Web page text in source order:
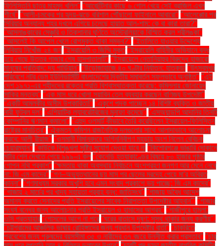
ফিলিস্তিনি ছাত্র মাহমুদ খলিল" "আর্জেন্টিনার কাছে ৬ গোল খেয়ে সেই ব্রাজিল এখন
শীর্ষে" "আলী-চমকের পর হৃদয়-ঝড়ে বরিশাল পৌঁছালো ফাইনালে আবারো" "আলেপ্পোর পর
সিরিয়ার অন্যান্য শহর দখলে এগিয়ে চলেছে হায়াত আল-শাম: কে বা কারা তারা?"
"আসলাঙ্কারের সেঞ্চুরি ও তিকশানার ঘূর্ণিতে অস্ট্রেলিয়াকে বিস্মিত করল শ্রীলঙ্কা"
"আসলেই কি আপেল খেলে রোগমুক্ত থাকা সম্ভব?" "ইতালিতে যাওয়ার উদ্দেশ্যে
লিবিয়ায় নিখোঁজ ২৪ জন "ইসরায়েলি ৩ জিম্মি মুক্ত "ইসরায়েলি বাহিনীর অভিযানে বন্ধ
হয়ে গেছে উত্তর গাজার শেষ হাসপাতালটি" "ইসরায়েলে নেতানিয়াহুর বিরুদ্ধে হাজারো
মানুষের প্রতিবাদ: দ্য গার্ডিয়ান" "উড়োজাহাজে ৪০ ঘণ্টার নির্যাতন: হাতকড়া "উৎসবমুখর
পরিবেশে নটর ডেম ইউনিভার্সিটি বাংলাদেশের দ্বিতীয় সমাবর্তন সফলভাবে অনুষ্ঠিত" "এই
দেশ ১৯৭১-এর শহীদদের রক্তের প্রতি বিশ্বাসঘাতকতা করেছে: কুমিল্লায় জোনায়েদ
সাকির মন্তব্য" "এক মাস ধরে খোলা সয়াবিন তেল ব্যবহার করছেন বাণিজ্য উপদেষ্টা"
"একটি আমলকীর অসীম উপকারিতা!" "একুশে পদক পাচ্ছেন ১৪ বিশিষ্ট ব্যক্তি ও জাতীয়
নারী ফুটবল দল" "এশিয়াটিক ল্যাবরেটরিজের মুনাফা কমেছে" "এসঅ্যান্ডপি আদানির তিনটি
কোম্পানির ঋণমান কমালো" "এহুদ ওলমার্ট কীভাবে তৈরি করেছিলেন ইসরায়েল-ফিলিস্তিন
রাষ্ট্রের মানচিত্র" "ঐকমত্য কমিশন রাজনৈতিক দলগুলোর সাথে আলাদাভাবে আলোচনা
করবে: আলী রীয়াজ" "ওসমানী বিমানবন্দরে অগ্নিনির্বাপণ মহড়ায় অংশ নিলেন বেবিচক
চেয়ারম্যান" "কাউকে বিশৃঙ্খলা সৃষ্টির সুযোগ দেওয়া যাবে না "কিশোরগঞ্জে ভাঙারি দোকানে
মর্টার শেল দেখতে পেয়ে ৯৯৯-এ কল "কেনেডি হত্যাকাণ্ডের বিষয়ে ৮০ হাজার পৃষ্ঠার
গোপন নথি প্রকাশ" "ক্ষমতায় থাকা অবস্থায় নির্বাচনে অংশগ্রহণ জনগণ আর মেনে নেবে
না: জি এম কাদের" "গণ–অভ্যুত্থানের ছয় মাস পর ছেলের মরদেহ পেয়ে মা'র অবিরত
কান্না" "গণমাধ্যম সরকার অখুশি হবে এমন সংবাদ প্রকাশে ভয় পাচ্ছে: জি এম কাদের"
"গাজায় ২ মার্চের পর খাদ্য সহায়তা প্রবাহ বন্ধ: জাতিসংঘ" "গাজায় অবৈধ আদেশ
অমান্য করতে সেনাদের প্রতি ইসরায়েলের সাবেক নিরাপত্তা উপদেষ্টার আহ্বান"' "গাজার
সংঘর্ষ বন্ধের জন্য আলোচনার প্রতি ইসরায়েল ও হামাসের আগ্রহ" "গাজীপুরে হামলা:
ওসি প্রত্যাহার "গোসলের আগে না পরে "ঘরের বাতাসে দূষণ: সুস্থ থাকার জন্য করণীয়".
"চট্টগ্রামের আঞ্চলিক ভাষায় রোহিঙ্গাদের জন্য প্রধান উপদেষ্টার বার্তা" "চাকরিতে
প্রবেশের জন্য পুরুষদের বয়সসীমা ৩৫ ও নারীদের ৩৭ বছরে উন্নীত করার প্রস্তাব" "চার